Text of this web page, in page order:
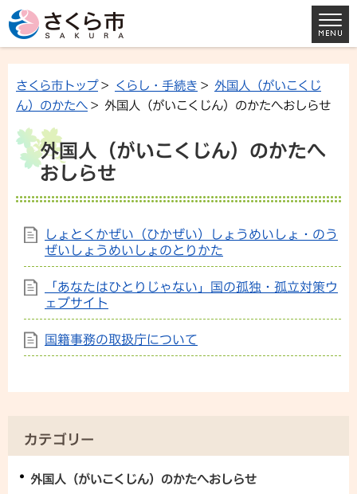
さくら市トップ> くらし・手続き > 外国人（がいこくじ
ん）のかたへ > 外国人（がいこくじん）のかたへおしらせ
外国人（がいこくじん）のかたへ
おしらせ
しょとくかぜい（ひかぜい）しょうめいしょ・のう
ぜいしょうめいしょのとりかた
「あなたはひとりじゃない」国の孤独・孤立対策ウ
ェブサイト
国籍事務の取扱庁について
カテゴリー
外国人（がいこくじん）のかたへおしらせ